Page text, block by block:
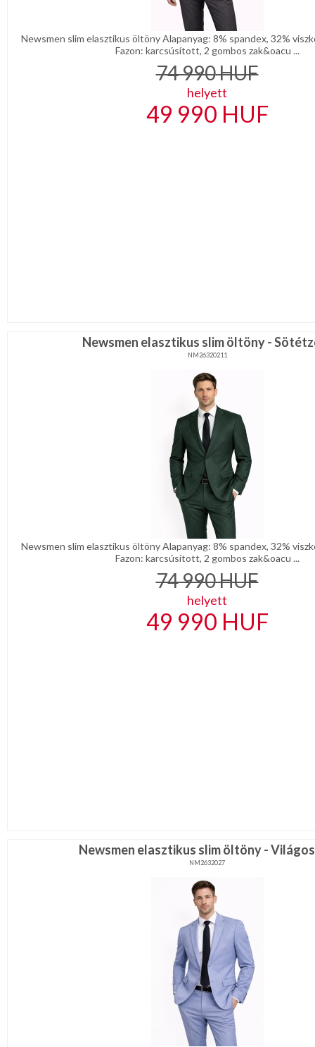
Newsmen slim elasztikus öltöny Alapanyag: 8% spandex, 32%
Fazon: karcsúsított, 2 gombos zak&oacu ...
74 990HUF
helyett
49 990 HUF
Newsmen elasztikus slim öltöny -
NM26320211
Newsmen slim elasztikus öltöny Alapanyag: 8% spandex, 32%
Fazon: karcsúsított, 2 gombos zak&oacu ...
74 990HUF
helyett
49 990 HUF
Newsmen elasztikus slim öltöny -
NM2632027